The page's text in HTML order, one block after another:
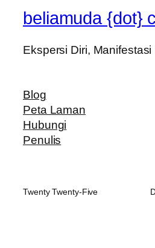
beliamuda {dot}
Ekspersi Diri,
Blog
Peta Laman
Hubungi
Penulis
Twenty Twenty-Five